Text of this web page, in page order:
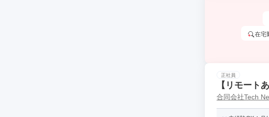
在宅
正社員
【リモート
合同会社Tech